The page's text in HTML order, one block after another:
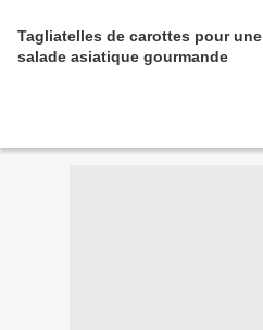
Tagliatelles de carottes pour une
salade asiatique gourmande